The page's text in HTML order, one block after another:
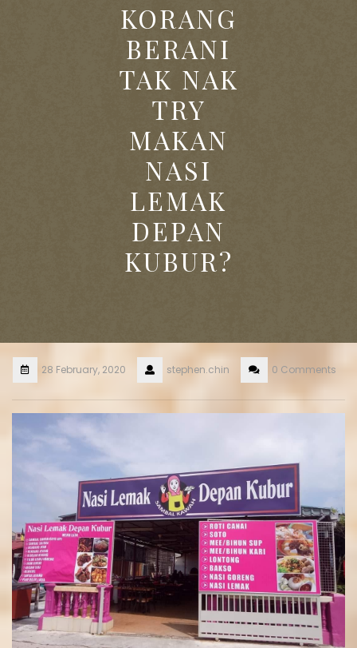
KORANG
BERANI
TAK NAK
TRY
MAKAN
NASI
LEMAK
DEPAN
KUBUR?
28 February, 2020 stephen.chin 0 Comments